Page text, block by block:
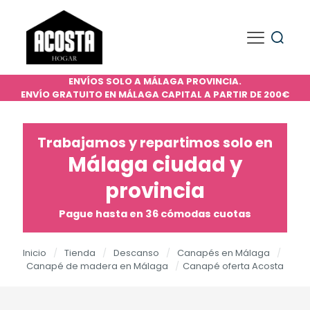
ENVÍOS SOLO A MÁLAGA PROVINCIA.
ENVÍO GRATUITO EN MÁLAGA CAPITAL A PARTIR DE 200€
Trabajamos y repartimos solo en
Málaga ciudad y
provincia
Pague hasta en 36 cómodas cuotas
Inicio / Tienda / Descanso / Canapés en Málaga
/
Canapé de madera en Málaga
/ Canapé oferta Acosta